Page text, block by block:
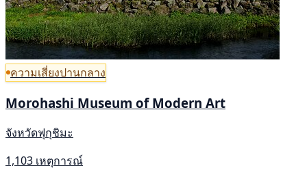
ความเสี่ยงปานกลาง
Morohashi Museum of Modern Art
จังหวัดฟุกุชิมะ
1,103 เหตุการณ์